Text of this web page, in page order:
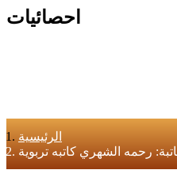
احصائيات
الرئيسية
رحمه الشهري كاتبه تربوية